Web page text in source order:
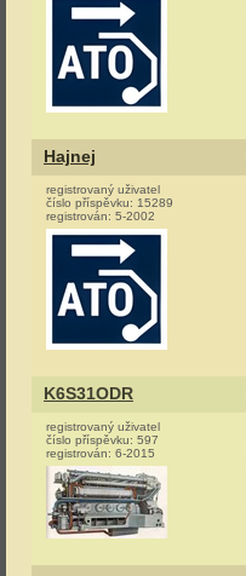
Hajnej
registrovaný uživatel
číslo příspěvku: 15289
registrován: 5-2002
K6S31ODR
registrovaný uživatel
číslo příspěvku: 597
registrován: 6-2015